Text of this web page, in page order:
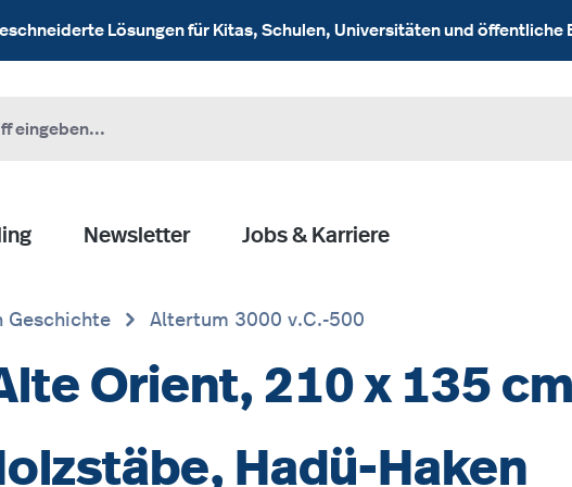
Lösungen für Kitas, Schulen, Universitäten und öffentliche
Newsletter Jobs & Karriere
Geschichte Altertum 3000 v.C.-500
Orient, 210 x 135
Hadü-Haken